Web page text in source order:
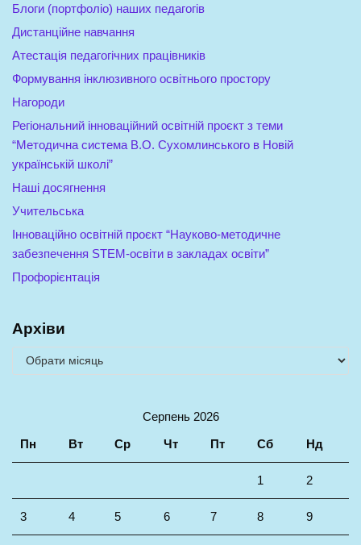
Блоги (портфоліо) наших педагогів
Дистанційне навчання
Атестація педагогічних працівників
Формування інклюзивного освітнього простору
Нагороди
Регіональний інноваційний освітній проєкт з теми
“Методична система В.О. Сухомлинського в Новій
українській школі”
Наші досягнення
Учительська
Інноваційно освітній проєкт “Науково-методичне
забезпечення STEM-освіти в закладах освіти”
Профорієнтація
Архіви
Серпень 2026
Пн
Вт Ср Чт Пт Сб Нд
1 2
3 4 5 6 7 8 9